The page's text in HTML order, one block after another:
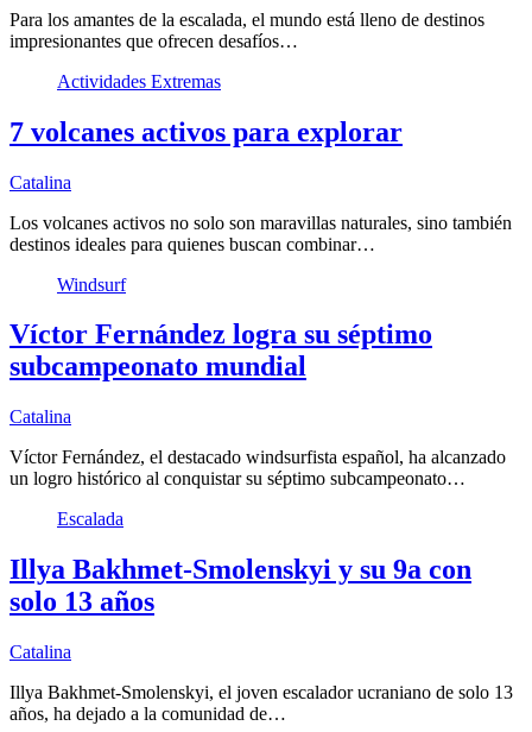
Para los amantes de la escalada, el mundo está lleno de destinos
impresionantes que ofrecen desafíos…
Actividades Extremas
7 volcanes activos para explorar
Catalina
Los volcanes activos no solo son maravillas naturales, sino también
destinos ideales para quienes buscan combinar…
Windsurf
Víctor Fernández logra su séptimo
subcampeonato mundial
Catalina
Víctor Fernández, el destacado windsurfista español, ha alcanzado
un logro histórico al conquistar su séptimo subcampeonato…
Escalada
Illya Bakhmet-Smolenskyi y su 9a con
solo 13 años
Catalina
Illya Bakhmet-Smolenskyi, el joven escalador ucraniano de solo 13
años, ha dejado a la comunidad de…